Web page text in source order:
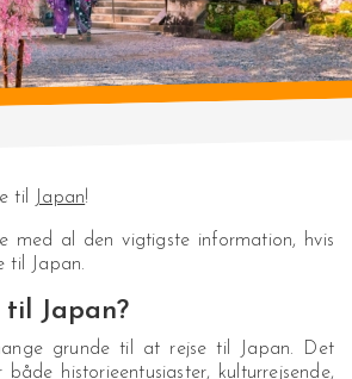
til Japan!
med al den vigtigste information, hvis
til Japan.
til Japan?
grunde til at rejse til Japan. Det
historieentusiaster, kulturrejsende,